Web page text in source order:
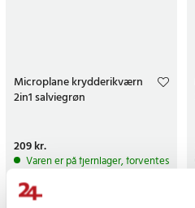
Microplane krydderikværn
2in1 salviegrøn
Pris:209 kr.
209 kr.
Varen er på fjernlager, forventes at